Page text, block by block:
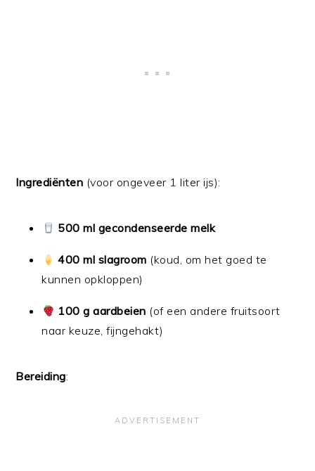
Ingrediënten (voor ongeveer 1 liter ijs):
500 ml gecondenseerde melk
400 ml slagroom (koud, om het goed te
kunnen opkloppen)
100 g aardbeien (of een andere fruitsoort
naar keuze, fijngehakt)
Bereiding: